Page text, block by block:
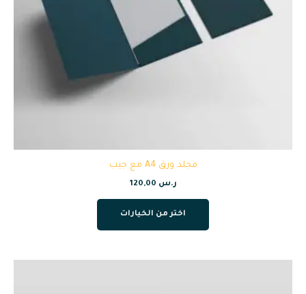
مجلد ورق A4 مع جيب
ر.س
اختر من الخيارات